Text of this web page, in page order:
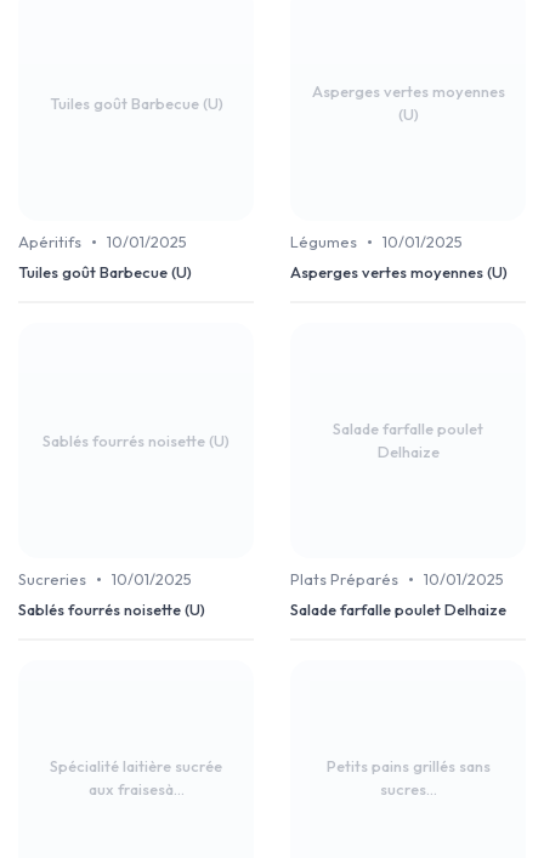
Tuiles goût Barbecue (U)
Apéritifs • 10/01/2025
Tuiles goût Barbecue (U)
Asperges vertes moyennes
(U)
Légumes • 10/01/2025
Asperges vertes moyennes (U)
Sablés fourrés noisette (U)
Sucreries • 10/01/2025
Sablés fourrés noisette (U)
Salade farfalle poulet
Delhaize
Plats Préparés • 10/01/2025
Salade farfalle poulet Delhaize
Spécialité laitière sucrée
aux fraisesà...
Petits pains grillés sans
sucres...